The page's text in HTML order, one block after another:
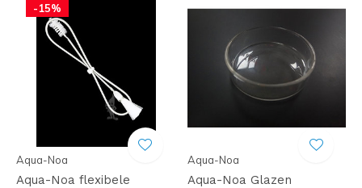
-15%
Aqua-Noa
Aqua-Noa flexibele
Aqua-Noa
Aqua-Noa Glazen